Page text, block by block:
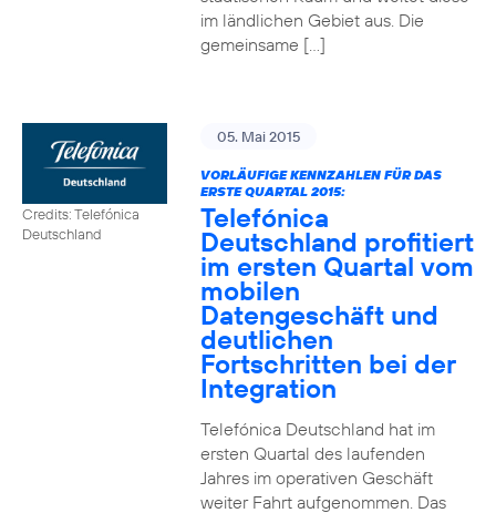
im ländlichen Gebiet aus. Die
gemeinsame […]
Credits: Telefónica
Deutschland
05. Mai 2015
VORLÄUFIGE KENNZAHLEN FÜR DAS
ERSTE QUARTAL 2015:
Telefónica
Deutschland profitiert
im ersten Quartal vom
mobilen
Datengeschäft und
deutlichen
Fortschritten bei der
Integration
Telefónica Deutschland hat im
ersten Quartal des laufenden
Jahres im operativen Geschäft
weiter Fahrt aufgenommen. Das